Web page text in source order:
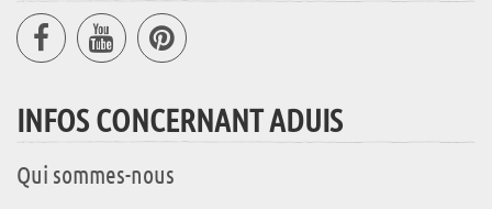
INFOS CONCERNANT ADUIS
Qui sommes-nous